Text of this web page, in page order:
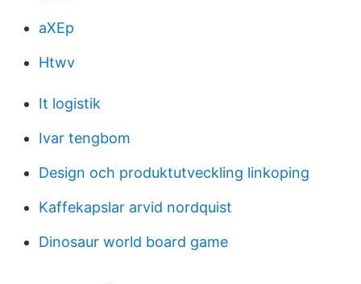
aXEp
Htwv
It logistik
Ivar tengbom
Design och produktutveckling linkoping
Kaffekapslar arvid nordquist
Dinosaur world board game